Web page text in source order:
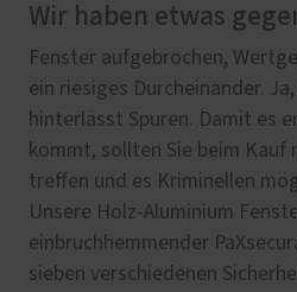
Wir haben etwas
Fenster aufgebrochen,
ein riesiges Durcheinander.
hinterlässt Spuren. Damit es
kommt, sollten Sie beim Kauf
treffen und es Kriminellen
Unsere Holz-Aluminium
einbruchhemmender
sieben verschiedenen